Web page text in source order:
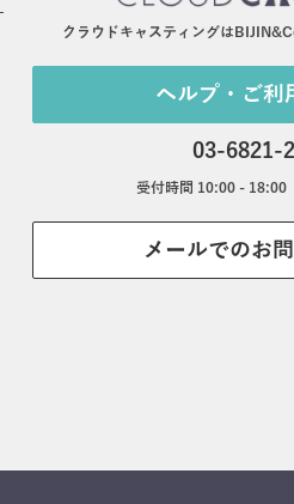
クラウドキャスティングは
ヘルプ・ご利
03-6821-
受付時間 10:00 - 18:00
メールでのお